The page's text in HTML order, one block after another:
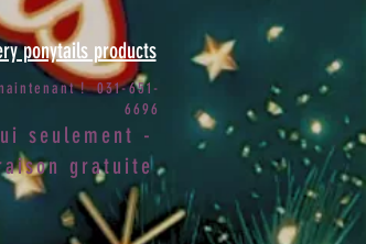
ponytails products
! 031-651-
6696
seulement -
gratuite